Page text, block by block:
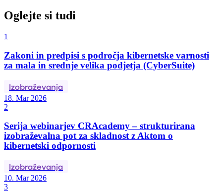
Oglejte si tudi
1
Zakoni in predpisi s področja kibernetske varnosti
za mala in srednje velika podjetja (CyberSuite)
Izobraževanja
18. Mar 2026
2
Serija webinarjev CRAcademy – strukturirana
izobraževalna pot za skladnost z Aktom o
kibernetski odpornosti
Izobraževanja
10. Mar 2026
3